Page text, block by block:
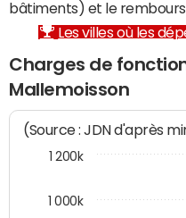
bâtiments) et le
Les villes où les
Charges de
Mallemoisson
(Source : JDN d'après
1 000k
1 200k